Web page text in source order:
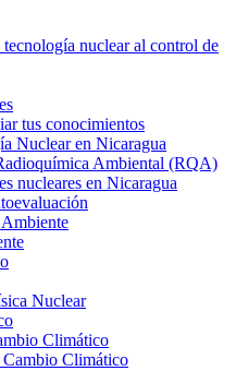
nuclear al control de
tus conocimientos
Nuclear en Nicaragua
Ambiental (RQA)
nucleares en Nicaragua
Nuclear
Climático
Climático